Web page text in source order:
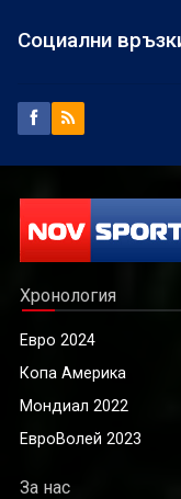
Социални
Хронология
Евро 2024
Копа Америка
Мондиал 2022
ЕвроВолей 2023
За нас